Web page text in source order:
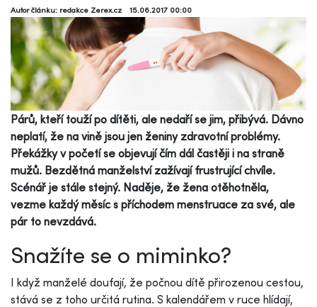
Autor článku: redakce Zerex.cz 15.06.2017 00:00
Párů, kteří touží po dítěti, ale nedaří se jim, přibývá. Dávno
neplatí, že na vině jsou jen ženiny zdravotní problémy.
Překážky v početí se objevují čím dál častěji i na straně
mužů. Bezdětná manželství zažívají frustrující chvíle.
Scénář je stále stejný. Naděje, že žena otěhotněla,
vezme každý měsíc s příchodem menstruace za své, ale
pár to nevzdává.
Snažíte se o miminko?
I když manželé doufají, že počnou dítě přirozenou cestou,
stává se z toho určitá rutina. S kalendářem v ruce hlídají,